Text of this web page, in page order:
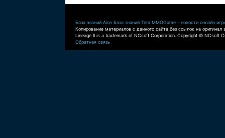
База знаний Aion База знаний Tera MMOGame - новости онлайн
Копирование материалов с данного сайта без ссылок на оригинал
Lineage II is a trademark of NCsoft Corporation. Copyright © NCsoft
Обратная связь